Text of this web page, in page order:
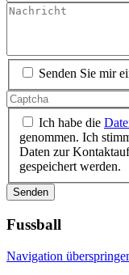
Senden Sie mir
Ich habe die
genommen. Ich
Daten zur
gespeichert werden.
Senden
Fussball
Navigation